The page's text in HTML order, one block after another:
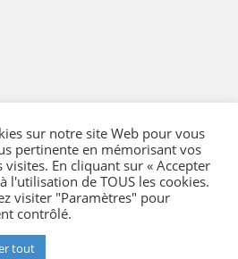
de vente
paiement-
sur notre site Web pour vous
pertinente en mémorisant vos
En cliquant sur « Accepter
l'utilisation de TOUS les cookies.
visiter "Paramètres" pour
contrôlé.
tout